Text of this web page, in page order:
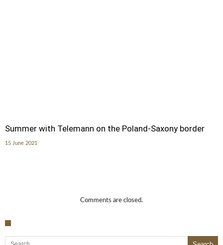
Summer with Telemann on the Poland-Saxony border
15 June 2021
Comments are closed.
Search for: